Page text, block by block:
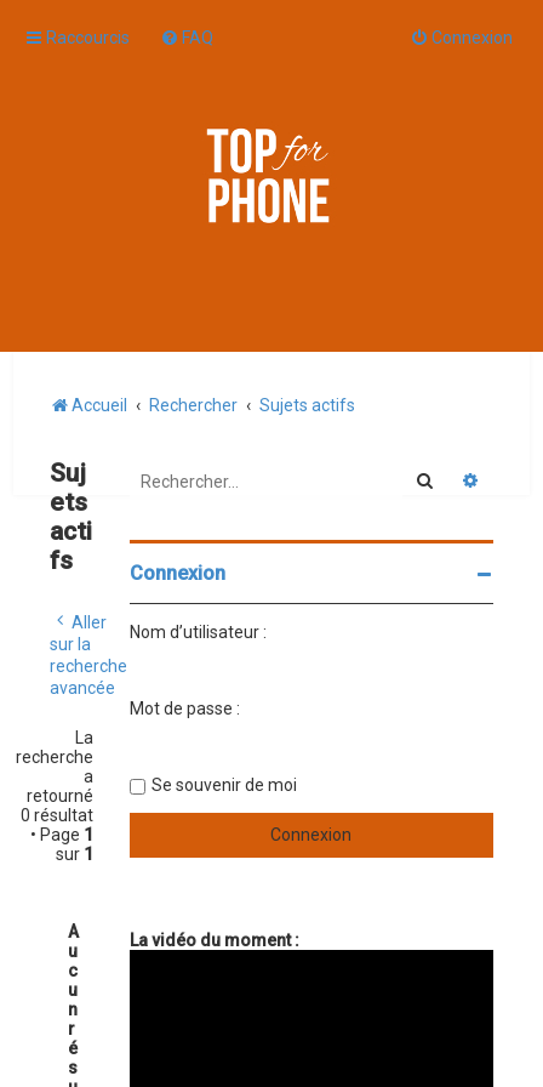
Raccourcis FAQ Connexion
Accueil Rechercher Sujets actifs
Suj
ets
acti
fs
Aller
sur la
recherche
avancée
La
recherche
a
retourné
0 résultat
• Page 1
sur 1
A
u
c
u
n
r
é
s
Rechercher
Connexion
Nom d’utilisateur :
Mot de passe :
Se souvenir de moi
La vidéo du moment :